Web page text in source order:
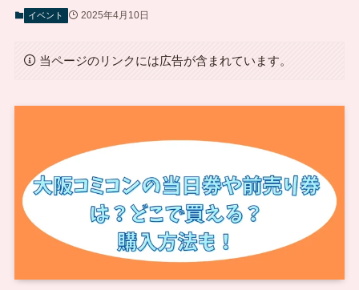
イベント 2025年4月10日
当ページのリンクには広告が含まれています。